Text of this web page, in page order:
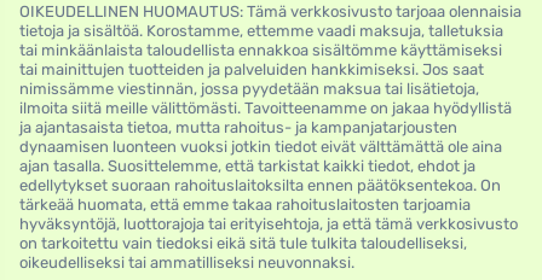
OIKEUDELLINEN HUOMAUTUS: Tämä verkkosivusto tarjoaa olennaisia
​​tietoja ja sisältöä. Korostamme, ettemme vaadi maksuja, talletuksia
tai minkäänlaista taloudellista ennakkoa sisältömme käyttämiseksi
tai mainittujen tuotteiden ja palveluiden hankkimiseksi. Jos saat
nimissämme viestinnän, jossa pyydetään maksua tai lisätietoja,
ilmoita siitä meille välittömästi. Tavoitteenamme on jakaa hyödyllistä
ja ajantasaista tietoa, mutta rahoitus- ja kampanjatarjousten
dynaamisen luonteen vuoksi jotkin tiedot eivät välttämättä ole aina
ajan tasalla. Suosittelemme, että tarkistat kaikki tiedot, ehdot ja
edellytykset suoraan rahoituslaitoksilta ennen päätöksentekoa. On
tärkeää huomata, että emme takaa rahoituslaitosten tarjoamia
hyväksyntöjä, luottorajoja tai erityisehtoja, ja että tämä verkkosivusto
on tarkoitettu vain tiedoksi eikä sitä tule tulkita taloudelliseksi,
oikeudelliseksi tai ammatilliseksi neuvonnaksi.